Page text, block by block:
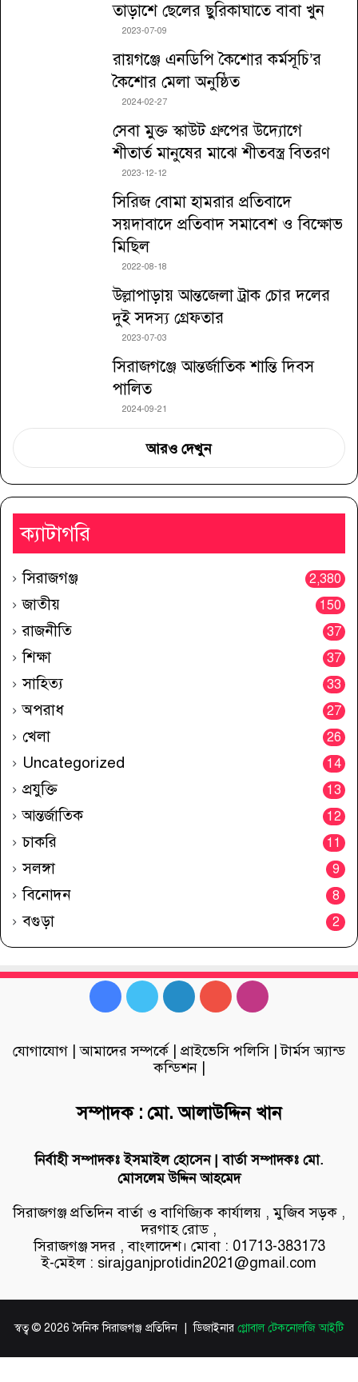
তাড়াশে ছেলের ছুরিকাঘাতে বাবা খুন
2023-07-09
রায়গঞ্জে এনডিপি কৈশোর কর্মসূচি’র
কৈশোর মেলা অনুষ্ঠিত
2024-02-27
সেবা মুক্ত স্কাউট গ্রুপের উদ্যোগে
শীতার্ত মানুষের মাঝে শীতবস্ত্র বিতরণ
2023-12-12
সিরিজ বোমা হামরার প্রতিবাদে
সয়দাবাদে প্রতিবাদ সমাবেশ ও বিক্ষোভ
মিছিল
2022-08-18
উল্লাপাড়ায় আন্তজেলা ট্রাক চোর দলের
দুই সদস্য গ্রেফতার
2023-07-03
সিরাজগঞ্জে আন্তর্জাতিক শান্তি দিবস
পালিত
2024-09-21
আরও দেখুন
ক্যাটাগরি
সিরাজগঞ্জ 2,380
জাতীয় 150
রাজনীতি 37
শিক্ষা 37
সাহিত্য 33
অপরাধ 27
খেলা 26
Uncategorized 14
প্রযুক্তি 13
আন্তর্জাতিক 12
চাকরি 11
সলঙ্গা 9
বিনোদন 8
বগুড়া 2
FacebookTwitterLinkedInYouTubeInstagram
যোগাযোগ |আমাদের সম্পর্কে প্রাইভেসি পলিসি|টার্মস অ্যান্ড
কন্ডিশন|
সম্পাদক : মো. আলাউদ্দিন খান
নির্বাহী সম্পাদকঃ ইসমাইল হোসেন | বার্তা সম্পাদকঃ মো.
মোসলেম উদ্দিন আহমেদ
সিরাজগঞ্জ প্রতিদিন বার্তা ও বাণিজ্যিক কার্যালয় , মুজিব সড়ক ,
দরগাহ রোড ,
সিরাজগঞ্জ সদর , বাংলাদেশ। মোবা : 01713-383173
ই-মেইল : sirajganjprotidin2021@gmail.com
স্বত্ব © 2026 দৈনিক সিরাজগঞ্জ প্রতিদিন | ডিজাইনার গ্লোবাল টেকনোলজি আইটি